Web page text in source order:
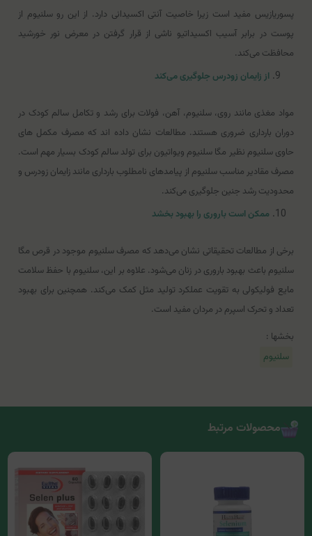
پسوریازیس مفید است زیرا خاصیت آنتی اکسیدانی دارد. از این رو سلنیوم از
پوست در برابر آسیب اکسیداتیو ناشی از قرار گرفتن در معرض نور خورشید
محافظت می‌کند.
از زایمان زودرس جلوگیری می‌کند
مواد مغذی مانند روی، سلنیوم، آهن، فولات برای رشد و تکامل سالم کودک در
دوران بارداری ضروری هستند. مطالعات نشان داده اند که مصرف مکمل های
حاوی سلنیوم نظیر مگا سلنیوم ویواتیون برای تولد سالم کودک بسیار مهم است.
مصرف مقادیر مناسب سلنیوم از پیامدهای نامطلوب بارداری مانند زایمان زودرس و
محدودیت رشد جنین جلوگیری می‌کند.
ممکن است باروری را بهبود بخشد
برخی از مطالعات تحقیقاتی نشان می‌دهد که مصرف سلنیوم موجود در قرص مگا
سلنیوم باعث بهبود باروری در زنان می‌شود. علاوه بر این، سلنیوم با حفظ سلامت
مایع فولیکولی به تقویت عملکرد تولید مثل کمک می‌کند. همچنین برای بهبود
تعداد و تحرک اسپرم در مردان مفید است.
بخشها :
سلنیوم
محصولات مرتبط